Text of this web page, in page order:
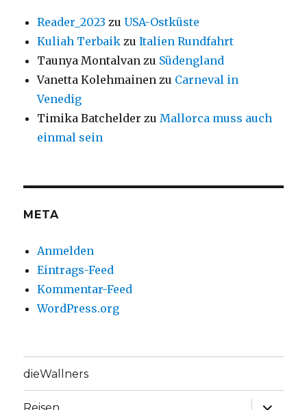
Reader_2023 zuUSA-Ostküste
Kuliah Terbaik zuItalien Rundfahrt
Taunya Montalvan zu Südengland
Vanetta Kolehmainen zu Carneval in
Venedig
Timika Batchelder zuMallorca muss auch
einmal sein
META
Anmelden
Eintrags-Feed
Kommentar-Feed
WordPress.org
dieWallners